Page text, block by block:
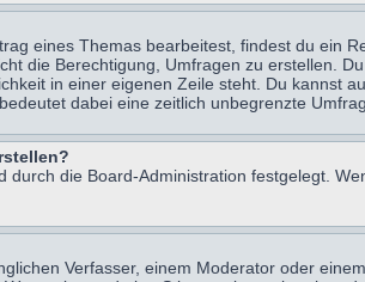
eines Themas bearbeitest, findest du ein
die Berechtigung, Umfragen zu erstellen.
in einer eigenen Zeile steht. Du kannst
dabei eine zeitlich unbegrenzte
durch die Board-Administration festgelegt.
Verfasser, einem Moderator oder